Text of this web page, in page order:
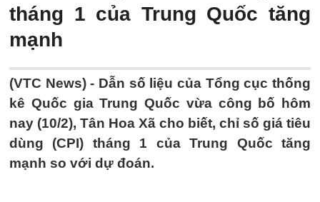
tháng 1 của Trung Quốc tăng
mạnh
(VTC News) - Dẫn số liệu của Tổng cục thống
kê Quốc gia Trung Quốc vừa công bố hôm
nay (10/2), Tân Hoa Xã cho biết, chỉ số giá tiêu
dùng (CPI) tháng 1 của Trung Quốc tăng
mạnh so với dự đoán.